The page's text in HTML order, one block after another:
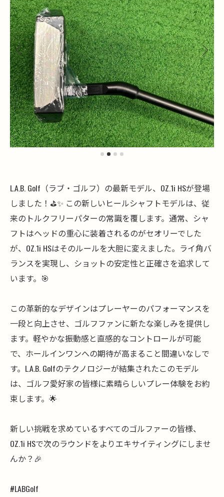
L.A.B. Golf（ラブ・ゴルフ）の最新モデル、OZ.1i HSが登場
しました！⛳️✨ この新しいヒールシャフトモデルは、従
来のトルクフリーパターの常識を覆します。通常、シャ
フトはヘッドの重心に装着されるのがセオリーでした
が、OZ.1i HSはそのルールを大胆に変えました。ライ角バ
ランスを実現し、ショットの安定性と正確さを追求して
います。🎯
この革新的なデザインはプレーヤーのパフォーマンスを
一段と向上させ、ゴルフファンに新たな楽しみを提供し
ます。軽やかな振動感と直感的なコントロールが可能
で、ホールインワンへの期待が高まること間違いなしで
す。L.A.B. Golfのテクノロジーが結集されたこのモデル
は、ゴルフ愛好家の皆様に素晴らしいプレー体験をお約
束します。🌟
新しい挑戦を求めているすべてのゴルファーの皆様、
OZ.1i HSで次のラウンドをよりエキサイティングにしませ
んか？🎉
#LABGolf